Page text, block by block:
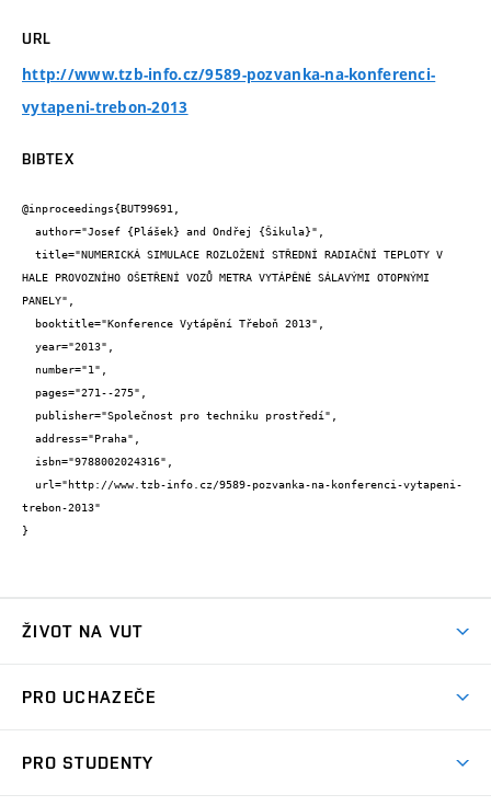
URL
http://www.tzb-info.cz/9589-pozvanka-na-konferenci-
vytapeni-trebon-2013
BIBTEX
@inproceedings{BUT99691,
HALE PROVOZNÍHO OŠETŘENÍ VOZŮ METRA VYTÁPĚNÉ SÁLAVÝMI OTOPNÝMI
PANELY",
trebon-2013"
}
ŽIVOT NA VUT
Koleje
PRO UCHAZEČE
PRO STUDENTY